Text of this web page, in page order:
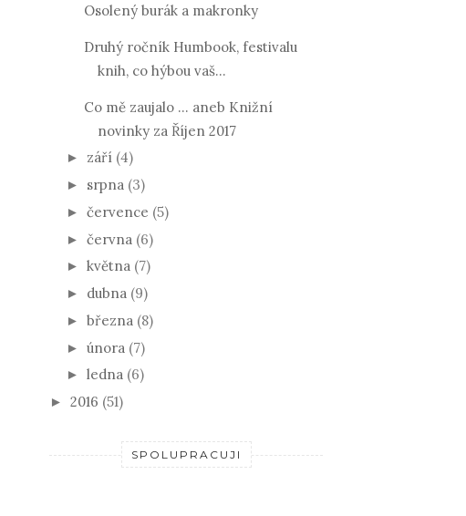
Osolený burák a makronky
Druhý ročník Humbook, festivalu
knih, co hýbou vaš...
Co mě zaujalo ... aneb Knižní
novinky za Říjen 2017
► září (4)
► srpna (3)
► července (5)
► června (6)
► května (7)
► dubna (9)
► března (8)
► února (7)
► ledna (6)
► 2016 (51)
SPOLUPRACUJI